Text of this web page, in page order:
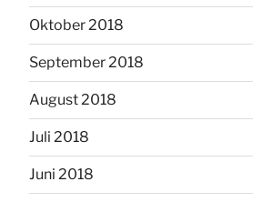
Oktober 2018
September 2018
August 2018
Juli 2018
Juni 2018